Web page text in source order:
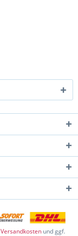
Versandkosten und ggf.